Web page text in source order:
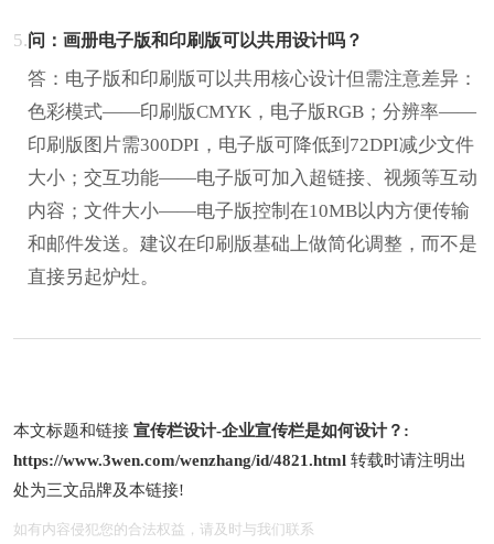
5.问：画册电子版和印刷版可以共用设计吗？
答：电子版和印刷版可以共用核心设计但需注意差异：
色彩模式——印刷版CMYK，电子版RGB；分辨率——
印刷版图片需300DPI，电子版可降低到72DPI减少文件
大小；交互功能——电子版可加入超链接、视频等互动
内容；文件大小——电子版控制在10MB以内方便传输
和邮件发送。建议在印刷版基础上做简化调整，而不是
直接另起炉灶。
本文标题和链接 宣传栏设计-企业宣传栏是如何设计？:
https://www.3wen.com/wenzhang/id/4821.html 转载时请注明出
处为三文品牌及本链接!
如有内容侵犯您的合法权益，请及时与我们联系